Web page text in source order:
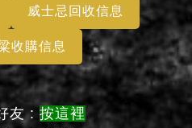
威士忌回收信息
收購信息
友 : 按這裡